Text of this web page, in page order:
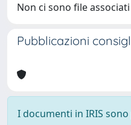
Non ci sono file
Pubblicazioni
I documenti in IRIS